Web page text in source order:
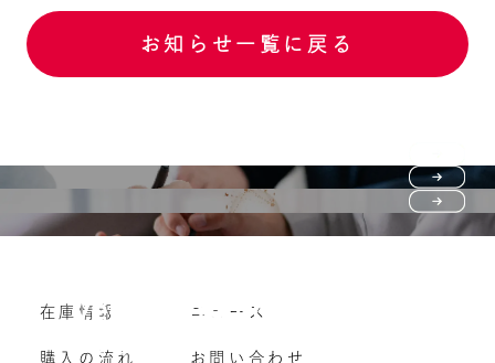
お知らせ一覧に戻る
購入の流れ
よくいただくご質問
Vehicle purchase
車両買い取り
在庫情報
購入の流れ
ニュース
お問い合わせ